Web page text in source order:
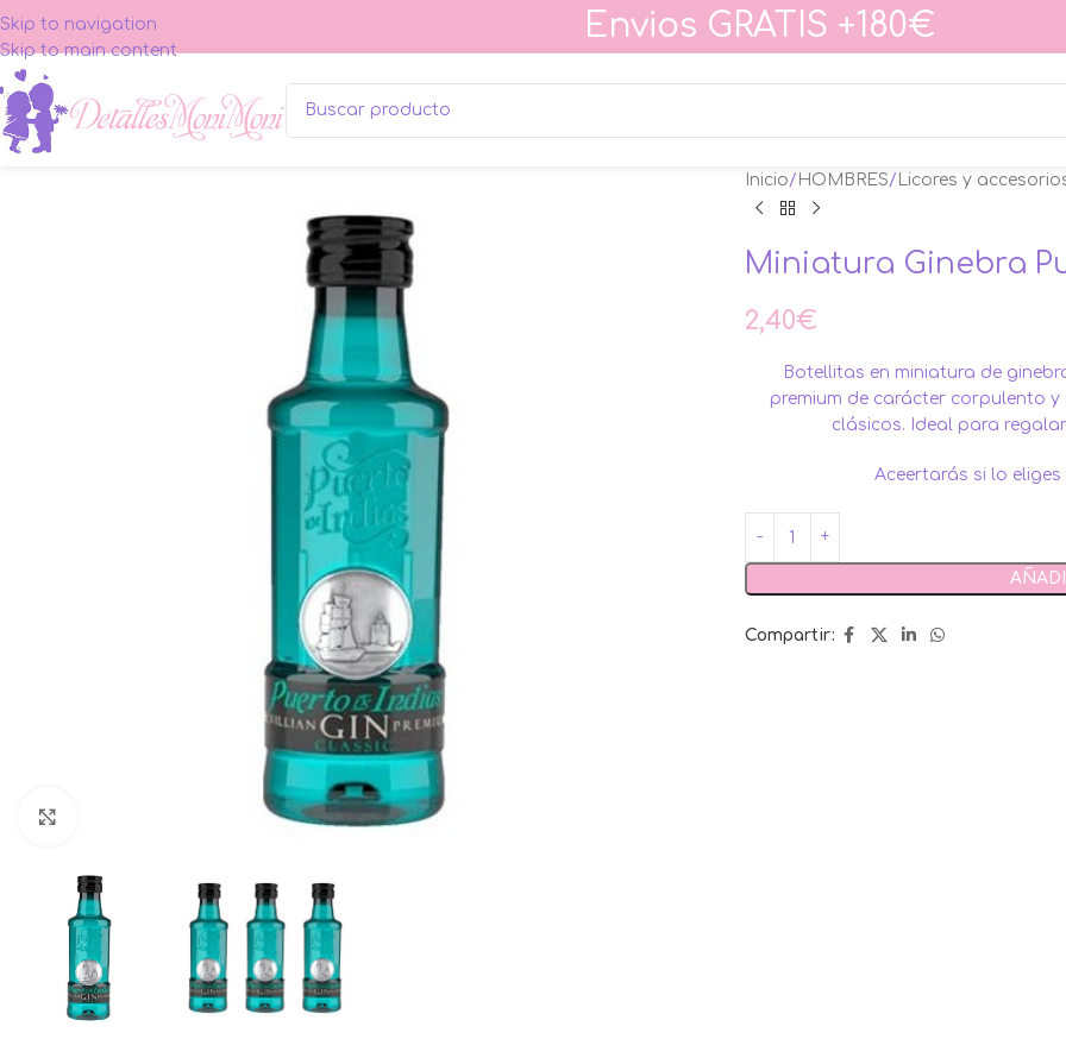
Skip to navigation
Skip to main content
Envios GRATIS +180€
Inicio HOMBRES Licores y
Miniatura Ginebra
2,40€
Botellitas en miniatura de
premium de carácter corpulento
clásicos. Ideal para
Aceertarás si lo
Compartir: